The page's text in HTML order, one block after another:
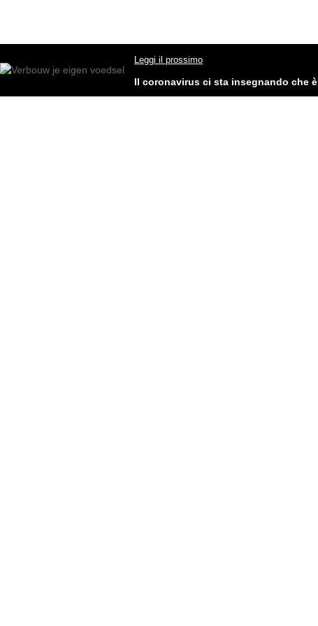
Leggi il prossimo
Il coronavirus ci sta insegnando che